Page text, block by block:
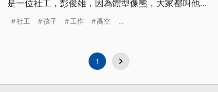
是一位社工，彭俊雄，因為體型像熊，大家都叫他小
控的青少年，重回生活軌道。彭俊雄義無反顧地投入
來看這位百變社工師的故事。
社工 孩子 工作 高空 ...
1